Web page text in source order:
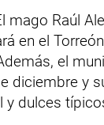
mago Raúl
en el
el
diciembre y
y dulces